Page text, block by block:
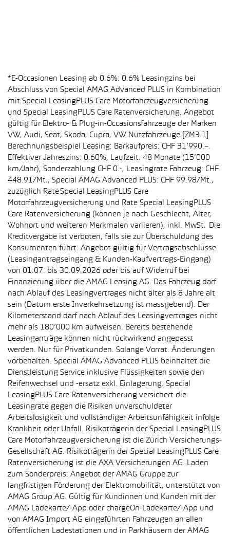
*E-Occasionen Leasing ab 0.6%: 0.6% Leasingzins bei
Abschluss von Special AMAG Advanced PLUS in Kombination
mit Special LeasingPLUS Care Motorfahrzeugversicherung
und Special LeasingPLUS Care Ratenversicherung. Angebot
gültig für Elektro- & Plug-in-Occasionsfahrzeuge der Marken
VW, Audi, Seat, Skoda, Cupra, VW Nutzfahrzeuge.[ZM3.1]
Berechnungsbeispiel Leasing: Barkaufpreis: CHF 31’990.–.
Effektiver Jahreszins: 0.60%, Laufzeit: 48 Monate (15’000
km/Jahr), Sonderzahlung CHF 0.-, Leasingrate Fahrzeug: CHF
448.91/Mt., Special AMAG Advanced PLUS: CHF 99.98/Mt.,
zuzüglich Rate Special LeasingPLUS Care
Motorfahrzeugversicherung und Rate Special LeasingPLUS
Care Ratenversicherung (können je nach Geschlecht, Alter,
Wohnort und weiteren Merkmalen variieren), inkl. MwSt. Die
Kreditvergabe ist verboten, falls sie zur Überschuldung des
Konsumenten führt. Angebot gültig für Vertragsabschlüsse
(Leasingantragseingang & Kunden-Kaufvertrags-Eingang)
von 01.07. bis 30.09.2026 oder bis auf Widerruf bei
Finanzierung über die AMAG Leasing AG. Das Fahrzeug darf
nach Ablauf des Leasingvertrages nicht älter als 8 Jahre alt
sein (Datum erste Inverkehrsetzung ist massgebend). Der
Kilometerstand darf nach Ablauf des Leasingvertrages nicht
mehr als 180’000 km aufweisen. Bereits bestehende
Leasinganträge können nicht rückwirkend angepasst
werden. Nur für Privatkunden. Solange Vorrat. Änderungen
vorbehalten. Special AMAG Advanced PLUS beinhaltet die
Dienstleistung Service inklusive Flüssigkeiten sowie den
Reifenwechsel und -ersatz exkl. Einlagerung. Special
LeasingPLUS Care Ratenversicherung versichert die
Leasingrate gegen die Risiken unverschuldeter
Arbeitslosigkeit und vollständiger Arbeitsunfähigkeit infolge
Krankheit oder Unfall. Risikoträgerin der Special LeasingPLUS
Care Motorfahrzeugversicherung ist die Zürich Versicherungs-
Gesellschaft AG. Risikoträgerin der Special LeasingPLUS Care
Ratenversicherung ist die AXA Versicherungen AG. Laden
zum Sonderpreis: Angebot der AMAG Gruppe zur
langfristigen Förderung der Elektromobilität, unterstützt von
AMAG Group AG. Gültig für Kundinnen und Kunden mit der
AMAG Ladekarte/-App oder chargeOn-Ladekarte/-App und
von AMAG Import AG eingeführten Fahrzeugen an allen
öffentlichen Ladestationen und in Parkhäusern der AMAG